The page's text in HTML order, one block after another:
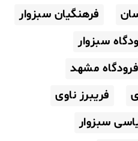
فرهنگیان سبزوار
سبزوار
فرودگاه مشهد
فریبرز ناوی
سبزوار